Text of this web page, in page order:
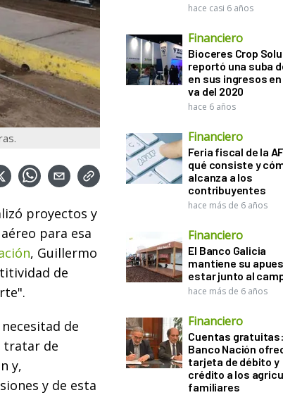
proyectos y
para esa
, Guillermo
de
de
tratar de
y,
y de esta
hace casi 6 años
Financiero
Bioceres Crop
reportó una suba
en sus ingresos en
va del 2020
hace 6 años
Financiero
Feria fiscal de la
qué consiste y
alcanza a los
contribuyentes
hace más de 6 años
Financiero
El Banco Galicia
mantiene su
estar junto al
hace más de 6 años
Financiero
Cuentas
Banco Nación
tarjeta de débito y
crédito a los
familiares